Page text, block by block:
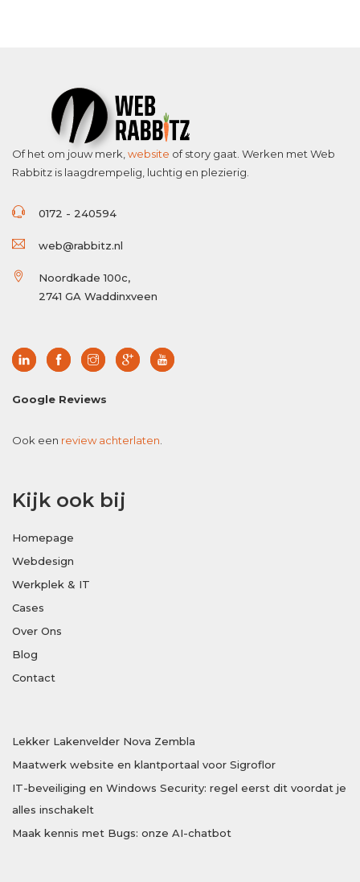
Of het om jouw merk, website of story gaat. Werken met Web
Rabbitz is laagdrempelig, luchtig en plezierig.
0172 - 240594
web@rabbitz.nl
Noordkade 100c,
2741 GA Waddinxveen
Google Reviews
Ook een review achterlaten
Kijk ook bij
Homepage
Webdesign
Werkplek & IT
Cases
Over Ons
Blog
Contact
Lekker Lakenvelder Nova Zembla
Maatwerk website en klantportaal voor Sigroflor
IT-beveiliging en Windows Security: regel eerst dit voordat je
alles inschakelt
Maak kennis met Bugs: onze AI-chatbot